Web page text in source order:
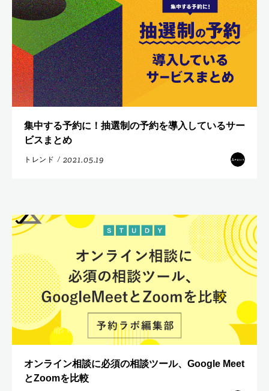
集中する予約に！抽選制の予約を導入しているサー
ビスまとめ
トレンド / 2021.05.19
オンライン相談に必須の相談ツール、Google Meet
とZoomを比較